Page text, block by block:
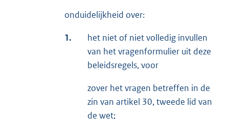
onduidelijkheid over:
1.
het niet of niet volledig invullen
van het vragenformulier uit deze
beleidsregels, voor
zover het vragen betreffen in de
zin van artikel 30, tweede lid van
de wet;